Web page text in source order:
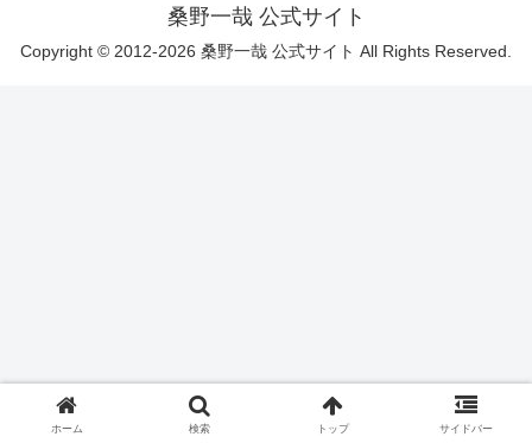
桑野一哉 公式サイト
Copyright © 2012-2026 桑野一哉 公式サイト All Rights Reserved.
ホーム 検索 トップ サイドバー